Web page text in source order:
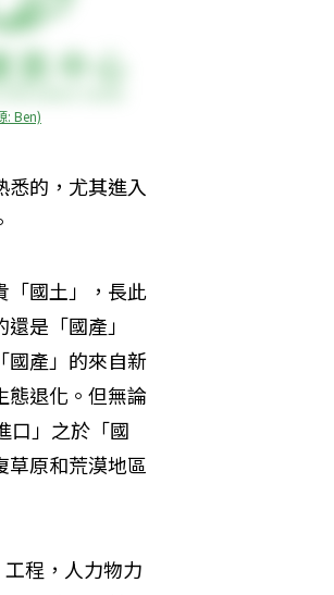
: Ben)
的，尤其進入
「國土」，長此
是「國產」
國產」的來自新
態退化。但無論
口」之於「國
草原和荒漠地區
程，人力物力